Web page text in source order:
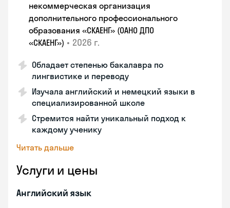
некоммерческая организация
дополнительного профессионального
образования «СКАЕНГ» (ОАНО ДПО
«СКАЕНГ») • 2026 г.
Обладает степенью бакалавра по
лингвистике и переводу
Изучала английский и немецкий языки в
специализированной школе
Стремится найти уникальный подход к
каждому ученику
Читать дальше
Услуги и цены
Английский язык